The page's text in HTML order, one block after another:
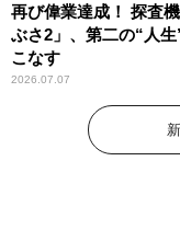
再び偉業達成！ 探査
ぶさ2」、第二の“人生
こなす
2026.07.07